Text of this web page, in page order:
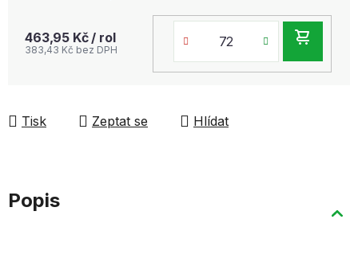
463,95 Kč / rol
383,43 Kč bez DPH
Tisk Zeptat se Hlídat
Popis